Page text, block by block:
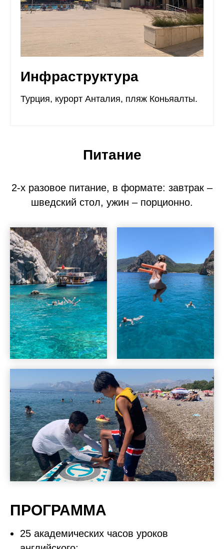
Инфраструктура
Турция, курорт Анталия, пляж Коньяалты.
Питание
2-х разовое питание, в формате: завтрак –
шведский стол, ужин – порционно.
ПРОГРАММА
25 академических часов уроков